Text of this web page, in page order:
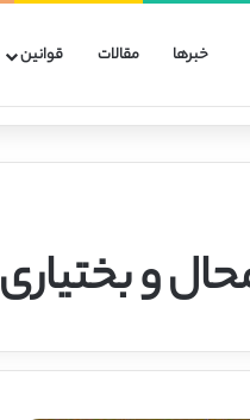
خبرها مقالات قوانین
و بختیاری